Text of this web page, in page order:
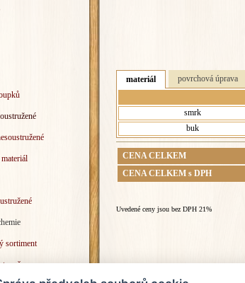
sortiment
materiál povrchová úprava
smrk
buk
CENA CELKEM
CENA CELKEM s DPH
Uvedené ceny jsou bez DPH 21%